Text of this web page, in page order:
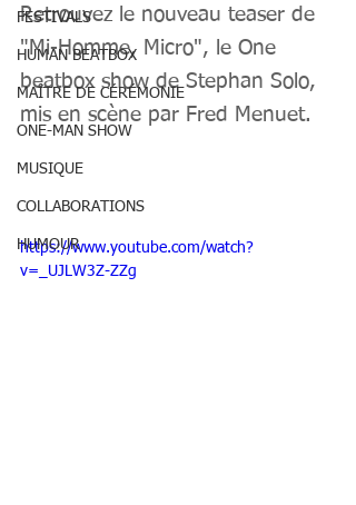
FESTIVALS
HUMAN BEATBOX
MAÎTRE DE CÉRÉMONIE
ONE-MAN SHOW
MUSIQUE
COLLABORATIONS
HUMOUR
Retrouvez le nouveau teaser de
"Mi-Homme, Micro", le One
beatbox show de Stephan Solo,
mis en scène par Fred Menuet.
https://www.youtube.com/watch?
v=_UJLW3Z-ZZg